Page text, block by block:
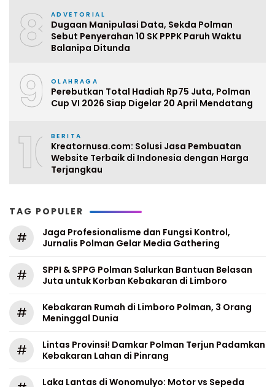
8 ADVETORIAL
Dugaan Manipulasi Data, Sekda Polman
Sebut Penyerahan 10 SK PPPK Paruh Waktu
Balanipa Ditunda
9 OLAHRAGA
Perebutkan Total Hadiah Rp75 Juta, Polman
Cup VI 2026 Siap Digelar 20 April Mendatang
10BERITA
Kreatornusa.com: Solusi Jasa Pembuatan
Website Terbaik di Indonesia dengan Harga
Terjangkau
TAG POPULER
#
Jaga Profesionalisme dan Fungsi Kontrol,
Jurnalis Polman Gelar Media Gathering
#
SPPI & SPPG Polman Salurkan Bantuan Belasan
Juta untuk Korban Kebakaran di Limboro
#
Kebakaran Rumah di Limboro Polman, 3 Orang
Meninggal Dunia
#
Lintas Provinsi! Damkar Polman Terjun Padamkan
Kebakaran Lahan di Pinrang
Laka Lantas di Wonomulyo: Motor vs Sepeda